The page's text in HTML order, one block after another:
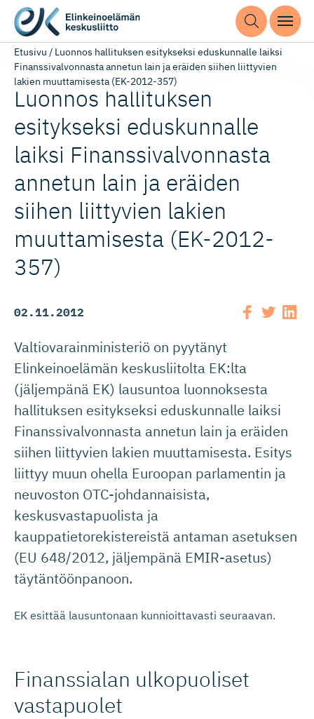
Etusivu / Luonnos hallituksen esitykseksi eduskunnalle laiksi
Finanssivalvonnasta annetun lain ja eräiden siihen liittyvien
lakien muuttamisesta (EK-2012-357)
Luonnos hallituksen
esitykseksi eduskunnalle
laiksi Finanssival­vonnasta
annetun lain ja eräiden
siihen liittyvien lakien
muuttamisesta (EK-2012-
357)
02.11.2012
Valtiovarainministeriö on pyytänyt
Elinkeinoelämän keskusliitolta EK:lta
(jäljempänä EK) lausuntoa luonnoksesta
hallituksen esitykseksi eduskunnalle laiksi
Finanssivalvonnasta annetun lain ja eräiden
siihen liittyvien lakien muuttamisesta. Esitys
liittyy muun ohella Euroopan parlamentin ja
neuvoston OTC-johdannaisista,
keskusvastapuolista ja
kauppatietorekistereistä antaman asetuksen
(EU 648/2012, jäljempänä EMIR-asetus)
täytäntöönpanoon.
EK esittää lausuntonaan kunnioittavasti seuraavan.
Finanssialan ulkopuoliset
vastapuolet